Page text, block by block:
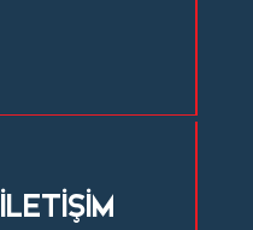
İLETİŞİM